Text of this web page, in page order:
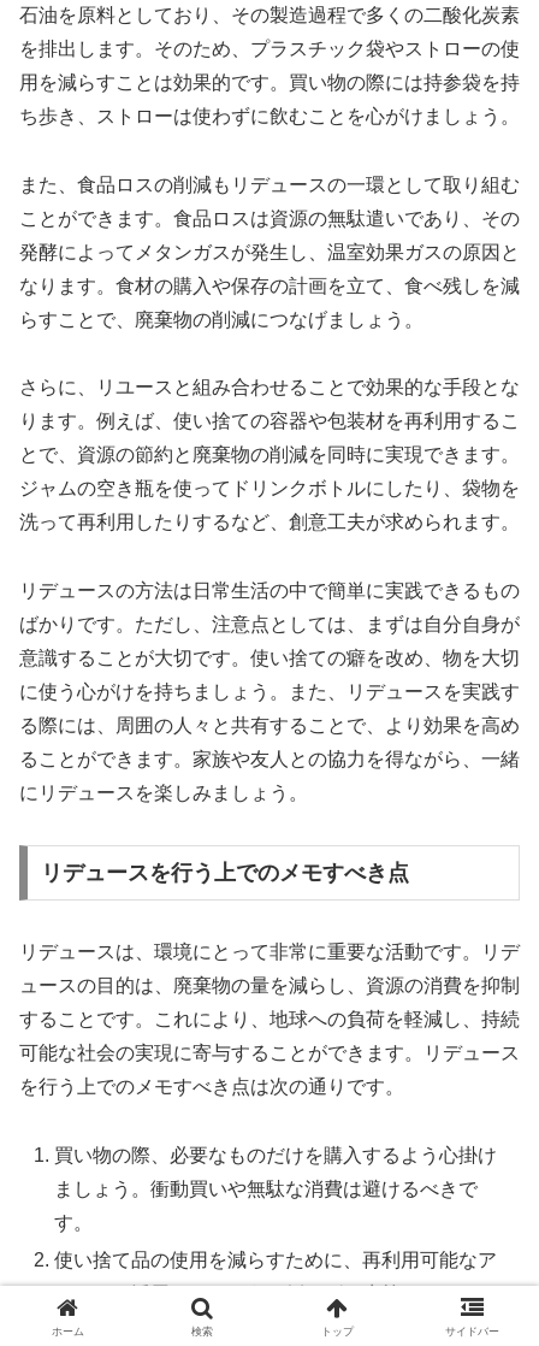
石油を原料としており、その製造過程で多くの二酸化炭素
を排出します。そのため、プラスチック袋やストローの使
用を減らすことは効果的です。買い物の際には持参袋を持
ち歩き、ストローは使わずに飲むことを心がけましょう。
また、食品ロスの削減もリデュースの一環として取り組む
ことができます。食品ロスは資源の無駄遣いであり、その
発酵によってメタンガスが発生し、温室効果ガスの原因と
なります。食材の購入や保存の計画を立て、食べ残しを減
らすことで、廃棄物の削減につなげましょう。
さらに、リユースと組み合わせることで効果的な手段とな
ります。例えば、使い捨ての容器や包装材を再利用するこ
とで、資源の節約と廃棄物の削減を同時に実現できます。
ジャムの空き瓶を使ってドリンクボトルにしたり、袋物を
洗って再利用したりするなど、創意工夫が求められます。
リデュースの方法は日常生活の中で簡単に実践できるもの
ばかりです。ただし、注意点としては、まずは自分自身が
意識することが大切です。使い捨ての癖を改め、物を大切
に使う心がけを持ちましょう。また、リデュースを実践す
る際には、周囲の人々と共有することで、より効果を高め
ることができます。家族や友人との協力を得ながら、一緒
にリデュースを楽しみましょう。
リデュースを行う上でのメモすべき点
リデュースは、環境にとって非常に重要な活動です。リデ
ュースの目的は、廃棄物の量を減らし、資源の消費を抑制
することです。これにより、地球への負荷を軽減し、持続
可能な社会の実現に寄与することができます。リデュース
を行う上でのメモすべき点は次の通りです。
買い物の際、必要なものだけを購入するよう心掛け
ましょう。衝動買いや無駄な消費は避けるべきで
す。
使い捨て品の使用を減らすために、再利用可能なア
イテムを活用しましょう。例えば、水筒やエコバッ
グを持ち歩くことで、プラスチックの使用を減らす
ホーム 検索 トップ サイドバー